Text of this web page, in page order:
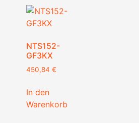
NTS152-
GF3KX
450,84 €
In den
Warenkorb